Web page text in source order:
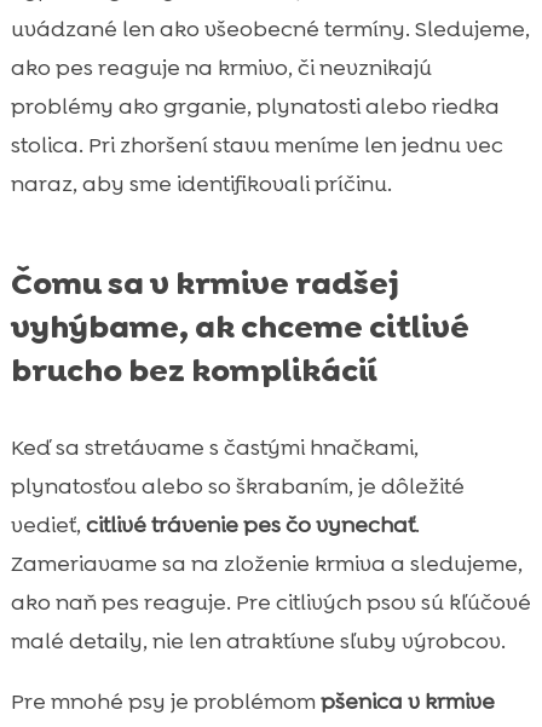
uvádzané len ako všeobecné termíny. Sledujeme,
ako pes reaguje na krmivo, či nevznikajú
problémy ako grganie, plynatosti alebo riedka
stolica. Pri zhoršení stavu meníme len jednu vec
naraz, aby sme identifikovali príčinu.
Čomu sa v krmive radšej
vyhýbame, ak chceme citlivé
brucho bez komplikácií
Keď sa stretávame s častými hnačkami,
plynatosťou alebo so škrabaním, je dôležité
vedieť, citlivé trávenie pes čo vynechať.
Zameriavame sa na zloženie krmiva a sledujeme,
ako naň pes reaguje. Pre citlivých psov sú kľúčové
malé detaily, nie len atraktívne sľuby výrobcov.
Pre mnohé psy je problémompšenica v krmive